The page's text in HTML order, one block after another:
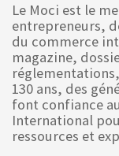
Le Moci est le
entrepreneurs,
du commerce
magazine,
130 ans, des
font confiance
International
ressources et